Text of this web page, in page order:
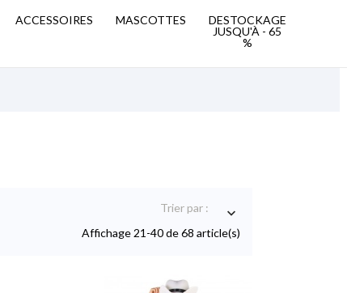
ACCESSOIRES MASCOTTES
DESTOCKAGE
JUSQU'À - 65
%

Trier par : 
Affichage 21-40 de 68 article(s)